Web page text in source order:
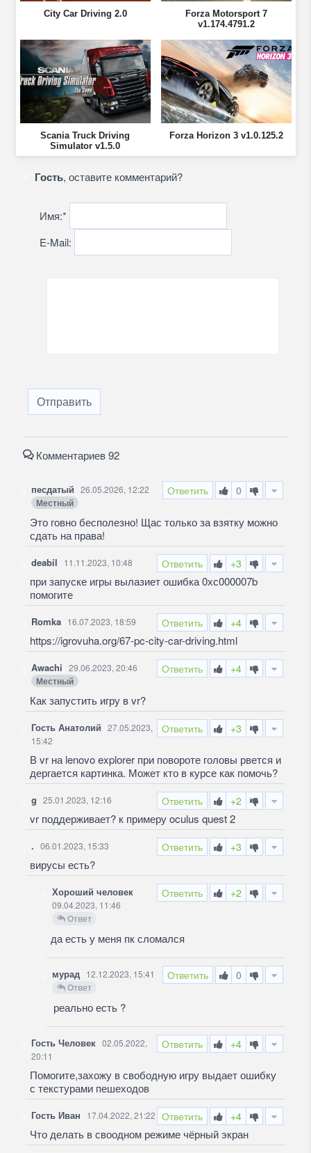
City Car Driving 2.0
Forza Motorsport 7
v1.174.4791.2
Scania Truck Driving
Simulator v1.5.0
Forza Horizon 3 v1.0.125.2
Гость, оставите комментарий?
Имя:*
E-Mail:
Отправить
Комментариев 92
Ответить 0
песдатый 26.05.2026, 12:22
Местный
Это говно бесполезно! Щас только за взятку можно
сдать на права!
Ответить +3
deabil 11.11.2023, 10:48
при запуске игры вылазиет ошибка 0хс000007b
помогите
Ответить +4
Romka 16.07.2023, 18:59
https://igrovuha.org/67-pc-city-car-driving.html
Ответить +4
Awachi 29.06.2023, 20:46
Местный
Как запустить игру в vr?
Ответить +3
Гость Анатолий 27.05.2023,
15:42
В vr на lenovo explorer при повороте головы рвется и
дергается картинка. Может кто в курсе как помочь?
Ответить +2
g 25.01.2023, 12:16
vr поддерживает? к примеру oculus quest 2
Ответить +3
. 06.01.2023, 15:33
вирусы есть?
Ответить +2
Хороший человек
09.04.2023, 11:46
Ответ
да есть у меня пк сломался
Ответить 0
мурад 12.12.2023, 15:41
Ответ
реально есть ?
Ответить +4
Гость Человек 02.05.2022,
20:11
Помогите,захожу в свободную игру выдает ошибку
с текстурами пешеходов
Ответить +4
Гость Иван 17.04.2022, 21:22
Что делать в своодном режиме чёрный экран